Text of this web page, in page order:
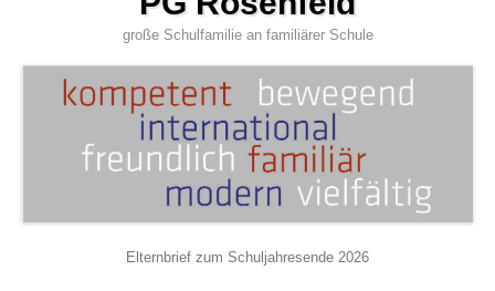
große Schulfamilie an familiärer Schule
Elternbrief zum Schuljahresende 2026